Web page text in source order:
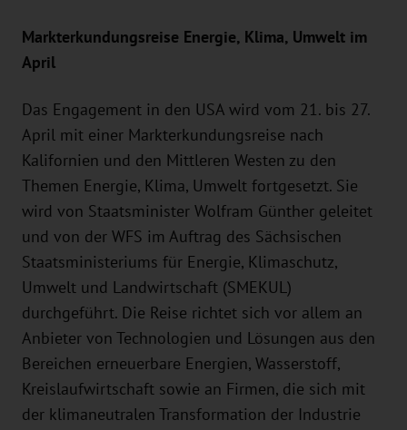
Markterkundungsreise Energie, Klima, Umwelt im
April
Das Engagement in den USA wird vom 21. bis 27.
April mit einer Markterkundungsreise nach
Kalifornien und den Mittleren Westen zu den
Themen Energie, Klima, Umwelt fortgesetzt. Sie
wird von Staatsminister Wolfram Günther geleitet
und von der WFS im Auftrag des Sächsischen
Staatsministeriums für Energie, Klimaschutz,
Umwelt und Landwirtschaft (SMEKUL)
durchgeführt. Die Reise richtet sich vor allem an
Anbieter von Technologien und Lösungen aus den
Bereichen erneuerbare Energien, Wasserstoff,
Kreislaufwirtschaft sowie an Firmen, die sich mit
der klimaneutralen Transformation der Industrie